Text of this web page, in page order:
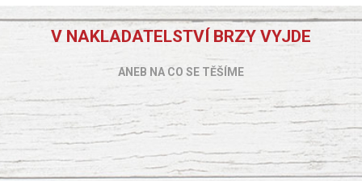
V NAKLADATELSTVÍ BRZY VYJDE
ANEB NA CO SE TĚŠÍME